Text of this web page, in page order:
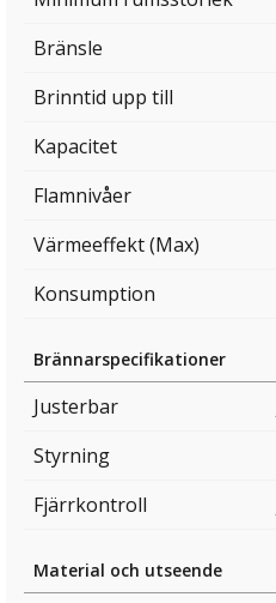
Bränsle
Brinntid upp till
Kapacitet
Flamnivåer
Värmeeffekt (Max)
Konsumption
Brännarspecifikationer
Justerbar
Styrning
Fjärrkontroll
Material och utseende